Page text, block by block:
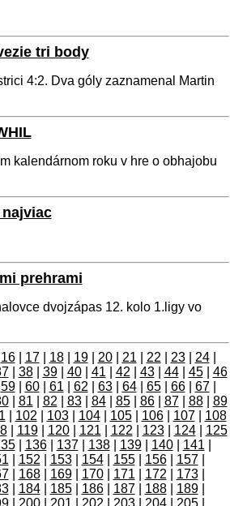
tri body
4:2. Dva góly zaznamenal Martin
kalendárnom roku v hre o obhajobu
prehrami
dvojzápas 12. kolo 1.ligy vo
16| 17| 18| 19| 20| 21 22 23| 24|
| 38| 39| 40| 41 42 43| 44| 45| 46
59| 60| 61 62 63| 64| 65| 66| 67|
| 81 82 83| 84| 85| 86| 87| 88| 89
102 103| 104| 105| 106| 107| 108
| 119| 120| 121 122 123| 124| 125
| 136| 137| 138| 139| 140| 141
152 153| 154| 155| 156| 157|
| 168| 169| 170| 171 172 173|
| 184| 185| 186| 187| 188| 189|
| 200| 201 202 203| 204| 205|